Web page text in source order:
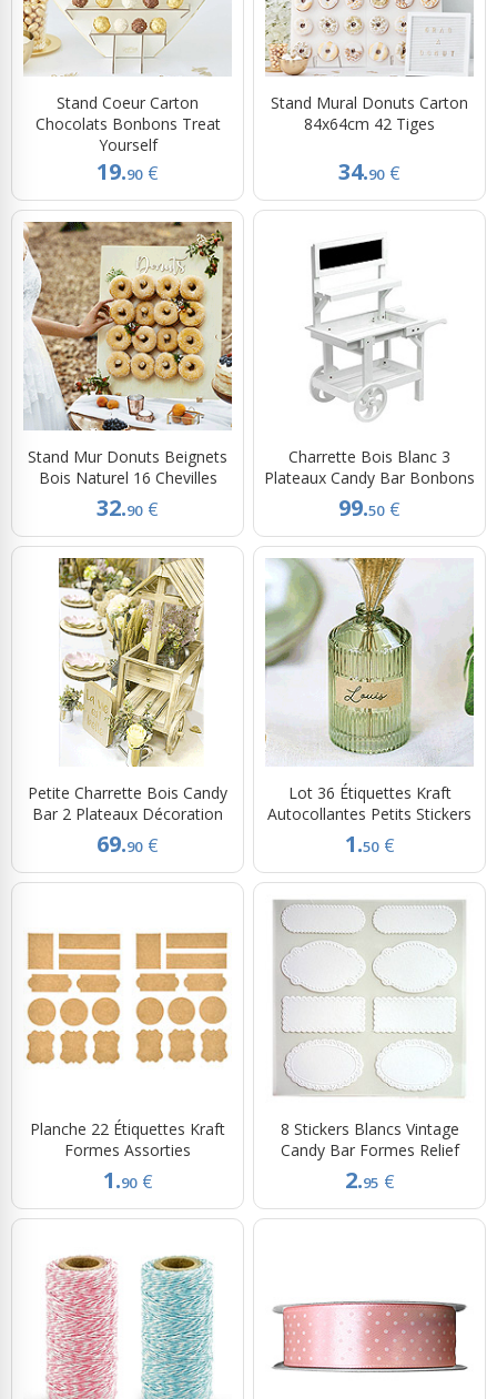
Stand Coeur Carton
Chocolats Bonbons Treat
Yourself
19.90 €
Stand Mural Donuts Carton
84x64cm 42 Tiges
34.90 €
Stand Mur Donuts Beignets
Bois Naturel 16 Chevilles
32.90 €
Charrette Bois Blanc 3
Plateaux Candy Bar Bonbons
99.50 €
Petite Charrette Bois Candy
Bar 2 Plateaux Décoration
69.90 €
Lot 36 Étiquettes Kraft
Autocollantes Petits Stickers
1.50 €
Planche 22 Étiquettes Kraft
Formes Assorties
1.90 €
8 Stickers Blancs Vintage
Candy Bar Formes Relief
2.95 €